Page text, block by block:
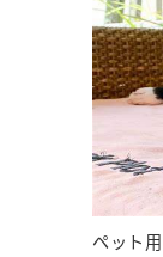
ペット